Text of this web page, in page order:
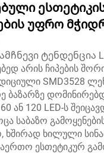
უფრო
ტენდენცია
არის ჩიპების
SMD3528
ან 120 LED-ს
საბაზო
ხშირად ხილული
ესთეტიკურ